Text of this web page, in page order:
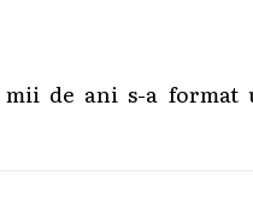
de ani s-a format